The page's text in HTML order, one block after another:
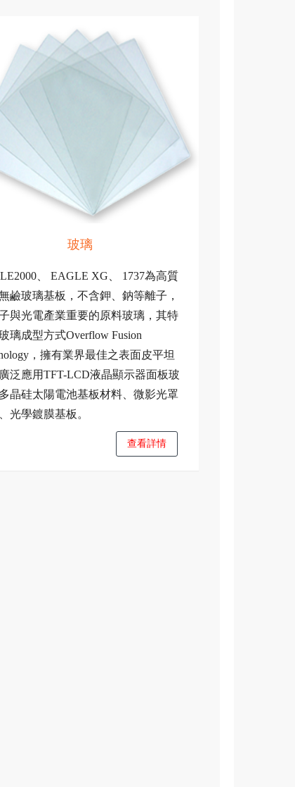
玻璃
、 EAGLE XG、 1737為高質
鹼玻璃基板，不含鉀、鈉等離子，
與光電產業重要的原料玻璃，其特
璃成型方式Overflow Fusion
，擁有業界最佳之表面皮平坦
泛應用TFT-LCD液晶顯示器面板玻
晶硅太陽電池基板材料、微影光罩
光學鍍膜基板。
查看詳情